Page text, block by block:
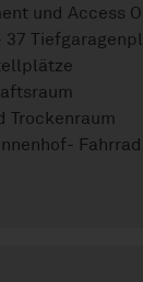
und Access
37
Trockenraum